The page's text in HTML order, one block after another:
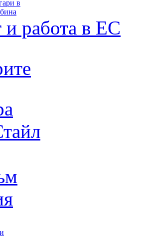
в
работа в ЕС